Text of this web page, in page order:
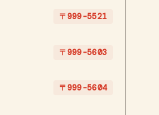
〒999-5521
〒999-5603
〒999-5604